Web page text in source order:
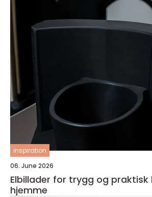
inspiration
06. June 2026
Elbillader for trygg og praktisk
hjemme